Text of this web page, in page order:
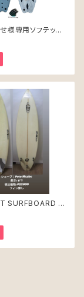
様専用ソフテック
ソフトボー
SURFBOARD シ
Mcabe USED